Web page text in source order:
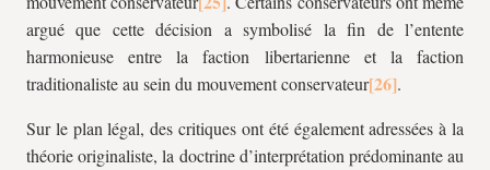
argué que cette décision a symbolisé la fin de l’entente
harmonieuse entre la faction libertarienne et la faction
traditionaliste au sein du mouvement conservateur
.
Sur le plan légal, des critiques ont été également adressées à la
théorie originaliste, la doctrine d’interprétation prédominante au